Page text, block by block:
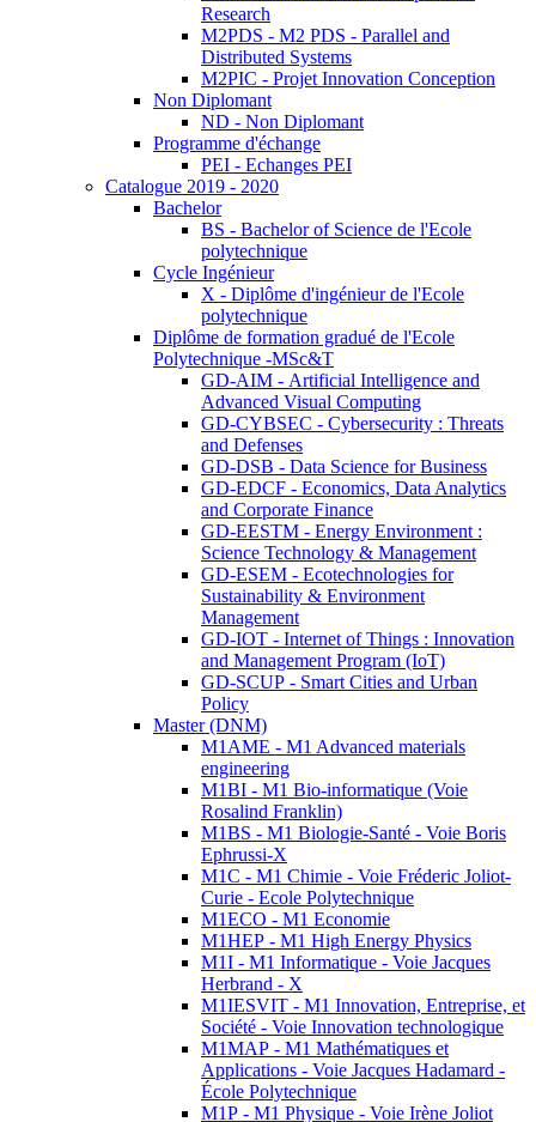
Research
M2PDS - M2 PDS - Parallel and
Distributed Systems
M2PIC - Projet Innovation Conception
Non Diplomant
ND - Non Diplomant
Programme d'échange
PEI - Echanges PEI
Catalogue 2019 - 2020
Bachelor
BS - Bachelor of Science de l'Ecole
polytechnique
Cycle Ingénieur
X - Diplôme d'ingénieur de l'Ecole
polytechnique
Diplôme de formation gradué de l'Ecole
Polytechnique -MSc&T
GD-AIM - Artificial Intelligence and
Advanced Visual Computing
GD-CYBSEC - Cybersecurity : Threats
and Defenses
GD-DSB - Data Science for Business
GD-EDCF - Economics, Data Analytics
and Corporate Finance
GD-EESTM - Energy Environment :
Science Technology & Management
GD-ESEM - Ecotechnologies for
Sustainability & Environment
Management
GD-IOT - Internet of Things : Innovation
and Management Program (IoT)
GD-SCUP - Smart Cities and Urban
Policy
Master (DNM)
M1AME - M1 Advanced materials
engineering
M1BI - M1 Bio-informatique (Voie
Rosalind Franklin)
M1BS - M1 Biologie-Santé - Voie Boris
Ephrussi-X
M1C - M1 Chimie - Voie Fréderic Joliot-
Curie - Ecole Polytechnique
M1ECO - M1 Economie
M1HEP - M1 High Energy Physics
M1I - M1 Informatique - Voie Jacques
Herbrand - X
M1IESVIT - M1 Innovation, Entreprise, et
Société - Voie Innovation technologique
M1MAP - M1 Mathématiques et
Applications - Voie Jacques Hadamard -
École Polytechnique
M1P - M1 Physique - Voie Irène Joliot